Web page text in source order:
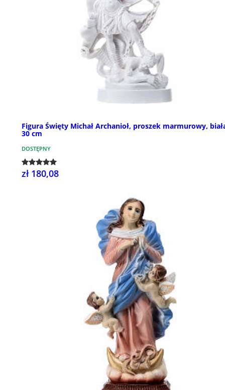
Figura Święty Michał Archanioł, proszek marmurowy,
30 cm
DOSTĘPNY
zł 180,08